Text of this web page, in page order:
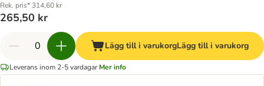
Rek. pris* 314,60 kr
265,50 kr
Lägg till i varukorgLägg till i varukorg
Leverans inom 2-5 vardagar Mer info